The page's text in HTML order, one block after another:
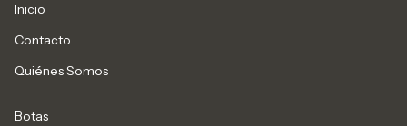
Inicio
Contacto
Quiénes Somos
Botas